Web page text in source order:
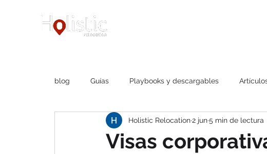
blog Guías Playbooks y descargables
Visas
Holistic Relocation2 jun5 min de lectura